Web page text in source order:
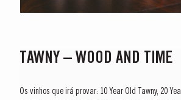
TAWNY – WOOD AND TIME
Os vinhos que irá provar: 10 Year Old Tawny, 20